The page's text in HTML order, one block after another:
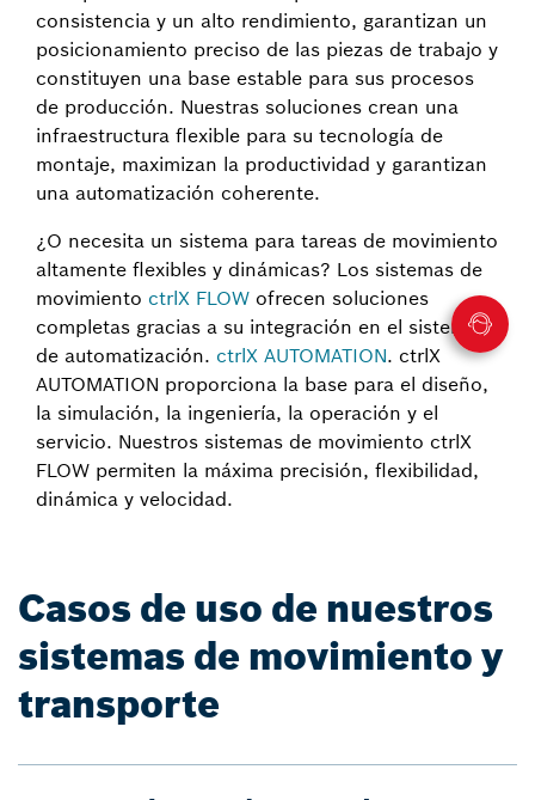
consistencia y un alto rendimiento, garantizan un
posicionamiento preciso de las piezas de trabajo y
constituyen una base estable para sus procesos
de producción. Nuestras soluciones crean una
infraestructura flexible para su tecnología de
montaje, maximizan la productividad y garantizan
una automatización coherente.
¿O necesita un sistema para tareas de movimiento
altamente flexibles y dinámicas? Los sistemas de
movimiento ctrlX FLOW ofrecen soluciones
completas gracias a su integración en el sistema
de automatización. ctrlX AUTOMATION. ctrlX
AUTOMATION proporciona la base para el diseño,
la simulación, la ingeniería, la operación y el
servicio. Nuestros sistemas de movimiento ctrlX
FLOW permiten la máxima precisión, flexibilidad,
dinámica y velocidad.
Casos de uso de nuestros
sistemas de movimiento y
transporte